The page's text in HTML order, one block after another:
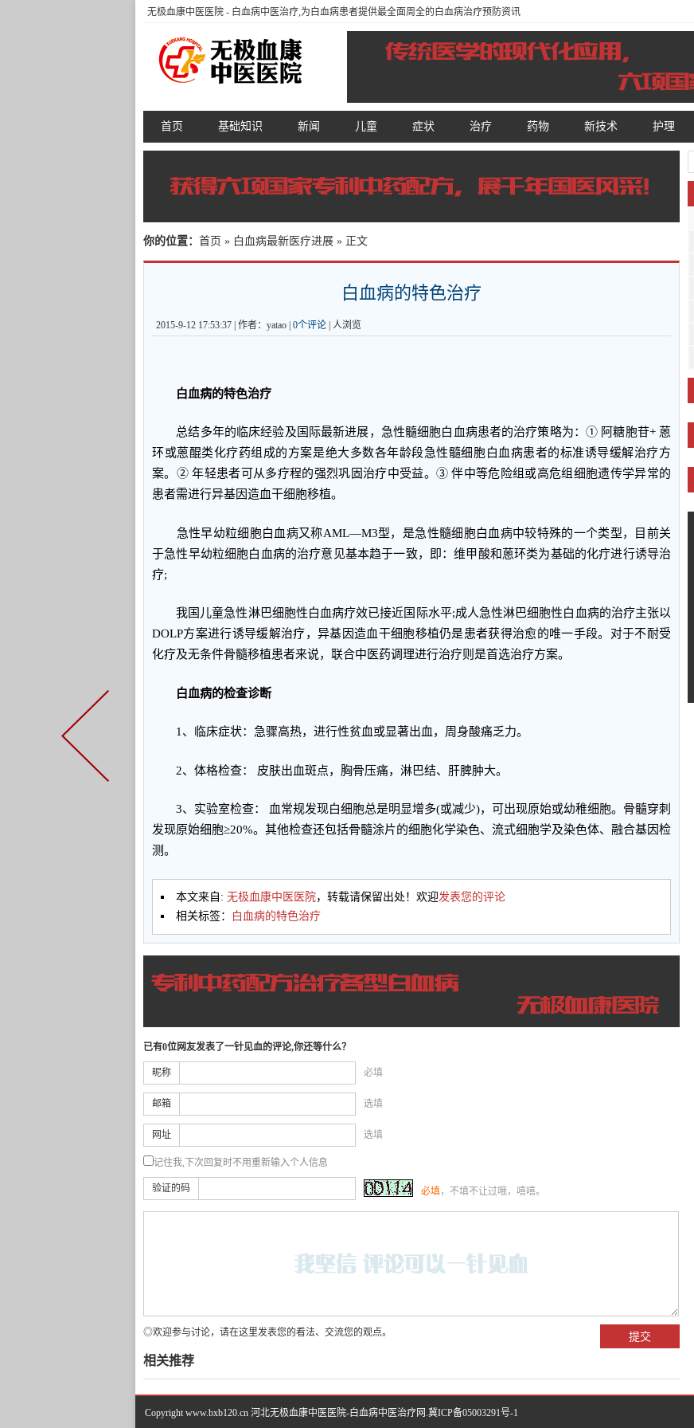
无极血康中医医院 - 白血病中医治疗,为白血病患者提供最全面周全的白血病治疗预防资讯
首页 基础知识 新闻 儿童 症状 治疗 药物 新技术 护理
你的位置： 首页 » 白血病最新医疗进展 » 正文
白血病的特色治疗
2015-9-12 17:53:37 | 作者：yatao | 0个评论 人浏览
白血病的特色治疗
总结多年的临床经验及国际最新进展，急性髓细胞白血病患者的治疗策略为：① 阿糖胞苷+ 蒽
环或蒽醌类化疗药组成的方案是绝大多数各年龄段急性髓细胞白血病患者的标准诱导缓解治疗方
案。② 年轻患者可从多疗程的强烈巩固治疗中受益。③ 伴中等危险组或高危组细胞遗传学异常的
患者需进行异基因造血干细胞移植。
急性早幼粒细胞白血病又称AML—M3型，是急性髓细胞白血病中较特殊的一个类型，目前关
于急性早幼粒细胞白血病的治疗意见基本趋于一致，即：维甲酸和蒽环类为基础的化疔进行诱导治
疗;
我国儿童急性淋巴细胞性白血病疗效已接近国际水平;成人急性淋巴细胞性白血病的治疗主张以
DOLP方案进行诱导缓解治疗，异基因造血干细胞移植仍是患者获得治愈的唯一手段。对于不耐受
化疗及无条件骨髓移植患者来说，联合中医药调理进行治疗则是首选治疗方案。
白血病的检查诊断
1、临床症状：急骤高热，进行性贫血或显著出血，周身酸痛乏力。
2、体格检查： 皮肤出血斑点，胸骨压痛，淋巴结、肝脾肿大。
3、实验室检查： 血常规发现白细胞总是明显增多(或减少)，可出现原始或幼稚细胞。骨髓穿刺
发现原始细胞≥20%。其他检查还包括骨髓涂片的细胞化学染色、流式细胞学及染色体、融合基因检
测。
本文来自: 无极血康中医医院，转载请保留出处！欢迎发表您的评论
相关标签：
白血病的特色治疗
已有0位网友发表了一针见血的评论,你还等什么？
昵称 必填
邮箱 选填
网址 选填
记住我,下次回复时不用重新输入个人信息
验证的码 必填，不填不让过哦，嘻嘻。
◎欢迎参与讨论，请在这里发表您的看法、交流您的观点。
相关推荐
Copyright www.bxb120.cn 河北无极血康中医医院-白血病中医治疗网. 冀ICP备05003291号-1